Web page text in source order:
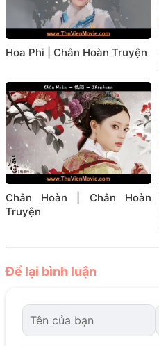
Hoa Phi | Chân Hoàn Truyện
Chân Hoàn | Chân Hoàn
Truyện
Để lại bình luận